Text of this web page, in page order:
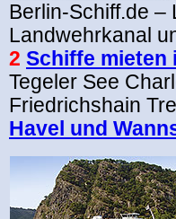
Berlin-Schiff.de –
Landwehrkanal
2 Schiffe mieten
Tegeler See
Friedrichshain
Havel und